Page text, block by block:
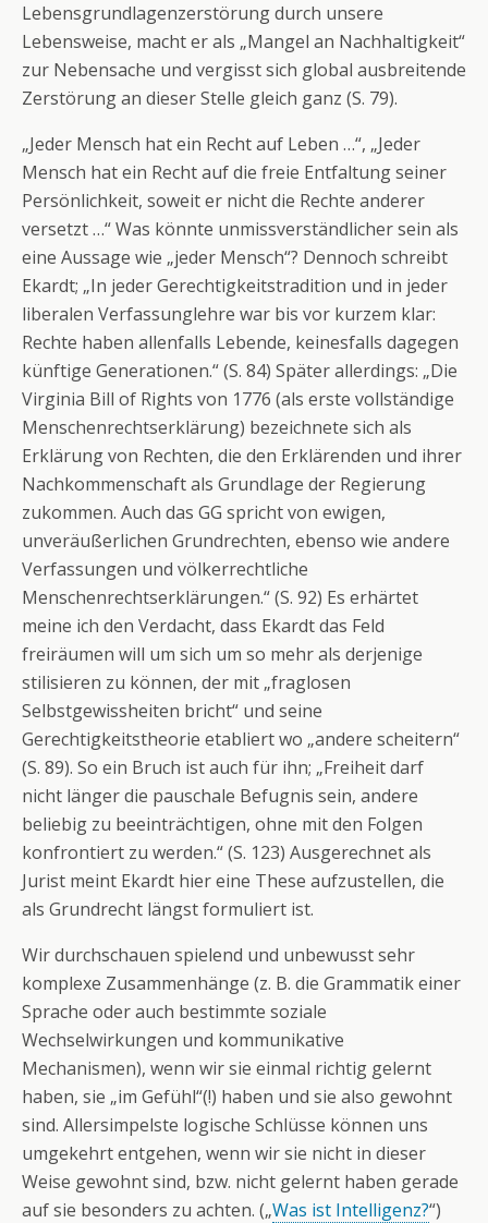
Lebensgrundlagenzerstörung durch unsere
Lebensweise, macht er als „Mangel an Nachhaltigkeit“
zur Nebensache und vergisst sich global ausbreitende
Zerstörung an dieser Stelle gleich ganz (S. 79).
„Jeder Mensch hat ein Recht auf Leben …“, „Jeder
Mensch hat ein Recht auf die freie Entfaltung seiner
Persönlichkeit, soweit er nicht die Rechte anderer
versetzt …“ Was könnte unmissverständlicher sein als
eine Aussage wie „jeder Mensch“? Dennoch schreibt
Ekardt; „In jeder Gerechtigkeitstradition und in jeder
liberalen Verfassunglehre war bis vor kurzem klar:
Rechte haben allenfalls Lebende, keinesfalls dagegen
künftige Generationen.“ (S. 84) Später allerdings: „Die
Virginia Bill of Rights von 1776 (als erste vollständige
Menschenrechtserklärung) bezeichnete sich als
Erklärung von Rechten, die den Erklärenden und ihrer
Nachkommenschaft als Grundlage der Regierung
zukommen. Auch das GG spricht von ewigen,
unveräußerlichen Grundrechten, ebenso wie andere
Verfassungen und völkerrechtliche
Menschenrechtserklärungen.“ (S. 92) Es erhärtet
meine ich den Verdacht, dass Ekardt das Feld
freiräumen will um sich um so mehr als derjenige
stilisieren zu können, der mit „fraglosen
Selbstgewissheiten bricht“ und seine
Gerechtigkeitstheorie etabliert wo „andere scheitern“
(S. 89). So ein Bruch ist auch für ihn; „Freiheit darf
nicht länger die pauschale Befugnis sein, andere
beliebig zu beeinträchtigen, ohne mit den Folgen
konfrontiert zu werden.“ (S. 123) Ausgerechnet als
Jurist meint Ekardt hier eine These aufzustellen, die
als Grundrecht längst formuliert ist.
Wir durchschauen spielend und unbewusst sehr
komplexe Zusammenhänge (z. B. die Grammatik einer
Sprache oder auch bestimmte soziale
Wechselwirkungen und kommunikative
Mechanismen), wenn wir sie einmal richtig gelernt
haben, sie „im Gefühl“(!) haben und sie also gewohnt
sind. Allersimpelste logische Schlüsse können uns
umgekehrt entgehen, wenn wir sie nicht in dieser
Weise gewohnt sind, bzw. nicht gelernt haben gerade
auf sie besonders zu achten. („Was ist Intelligenz?“)